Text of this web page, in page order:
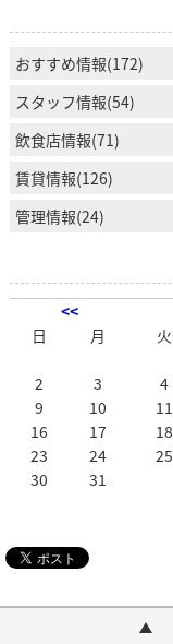
おすすめ情報(172)
スタッフ情報(54)
飲食店情報(71)
賃貸情報(126)
管理情報(24)
<<
日
月 火
2
3 4
9
10 11
16
17 18
23
24 25
30
31